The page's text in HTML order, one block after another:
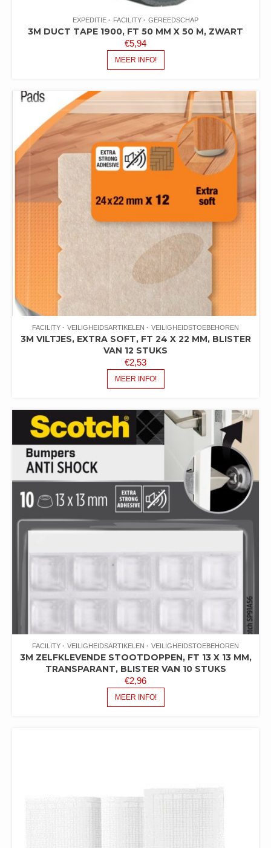
EXPEDITIE FACILITY GEREEDSCHAP
3M DUCT TAPE 1900, FT 50 MM X 50 M, ZWART
€5,94
MEER INFO!
FACILITY VEILIGHEIDSARTIKELEN VEILIGHEIDSTOEBEHOREN
3M VILTJES, EXTRA SOFT, FT 24 X 22 MM, BLISTER
VAN 12 STUKS
€2,53
MEER INFO!
FACILITY VEILIGHEIDSARTIKELEN VEILIGHEIDSTOEBEHOREN
3M ZELFKLEVENDE STOOTDOPPEN, FT 13 X 13 MM,
TRANSPARANT, BLISTER VAN 10 STUKS
€2,96
MEER INFO!